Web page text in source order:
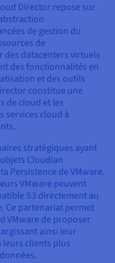
Director repose sur
de gestion du
de
des datacenters virtuels
des fonctionnalités en
et des outils
constitue une
de cloud et les
services cloud à
stratégiques ayant
Cloudian
Persistence de VMware.
VMware peuvent
S3 directement au
Ce partenariat permet
VMware de proposer
ainsi leur
clients plus